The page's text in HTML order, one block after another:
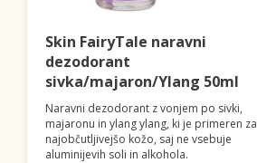
Skin FairyTale naravni
dezodorant
sivka/majaron/Ylang 50ml
Naravni dezodorant z vonjem po sivki,
majaronu in ylang ylang, ki je primeren za
najobčutljivejšo kožo, saj ne vsebuje
aluminijevih soli in alkohola.